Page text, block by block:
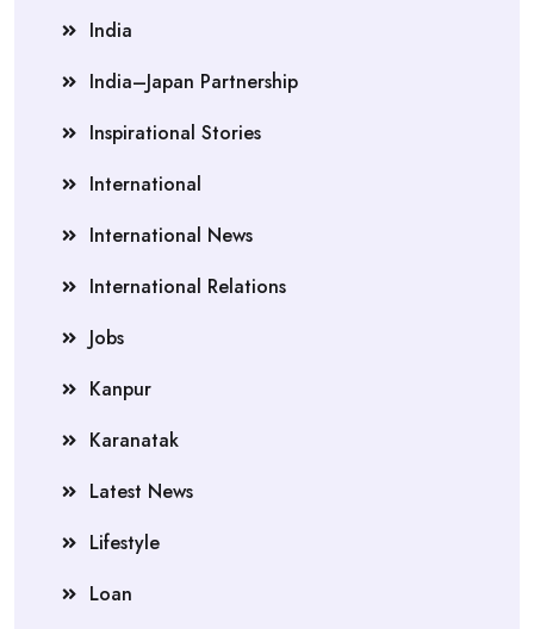
India
India–Japan Partnership
Inspirational Stories
International
International News
International Relations
Jobs
Kanpur
Karanatak
Latest News
Lifestyle
Loan